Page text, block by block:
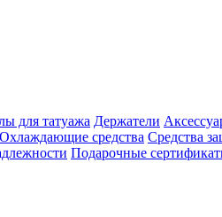
для татуажа Держатели
Охлаждающие средства Средства
Подарочные